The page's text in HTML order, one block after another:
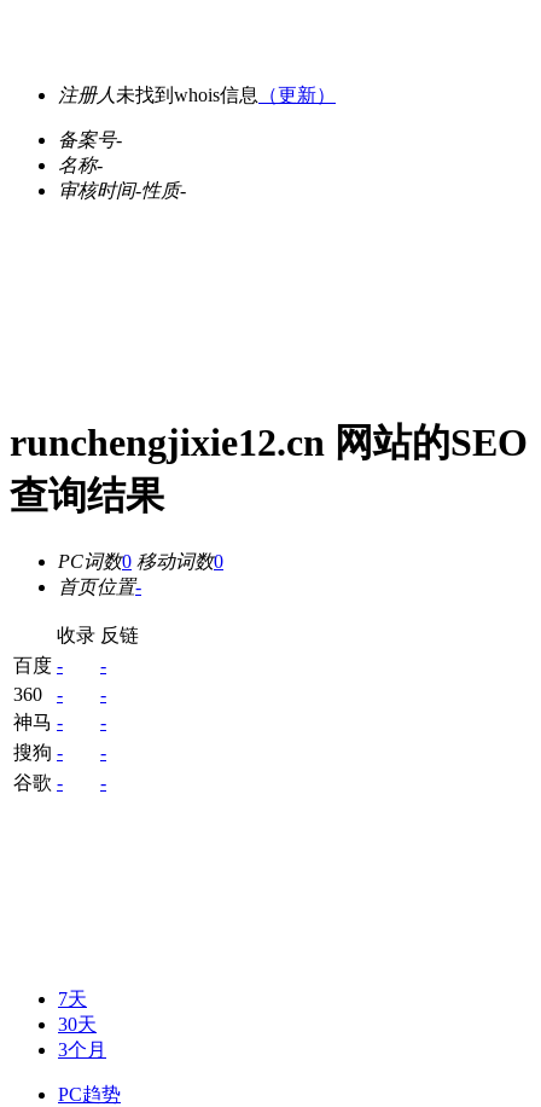
注册人 未找到whois信息 （更新）
备案号-
名称-
审核时间-性质-
runchengjixie12.cn 网站的SEO
查询结果
PC词数0 移动词数0
首页位置-
收录 反链
百度 -
-
360
-
-
神马 -
-
搜狗 -
-
谷歌 - -
7天
30天
3个月
PC趋势